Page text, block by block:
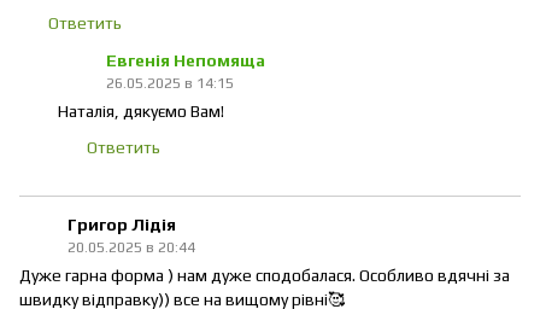
Ответить
Евгенія Непомяща
26.05.2025 в 14:15
Наталія, дякуємо Вам!
Ответить
Григор Лідія
20.05.2025 в 20:44
Дуже гарна форма ) нам дуже сподобалася. Особливо вдячні за
швидку відправку)) все на вищому рівні🥰